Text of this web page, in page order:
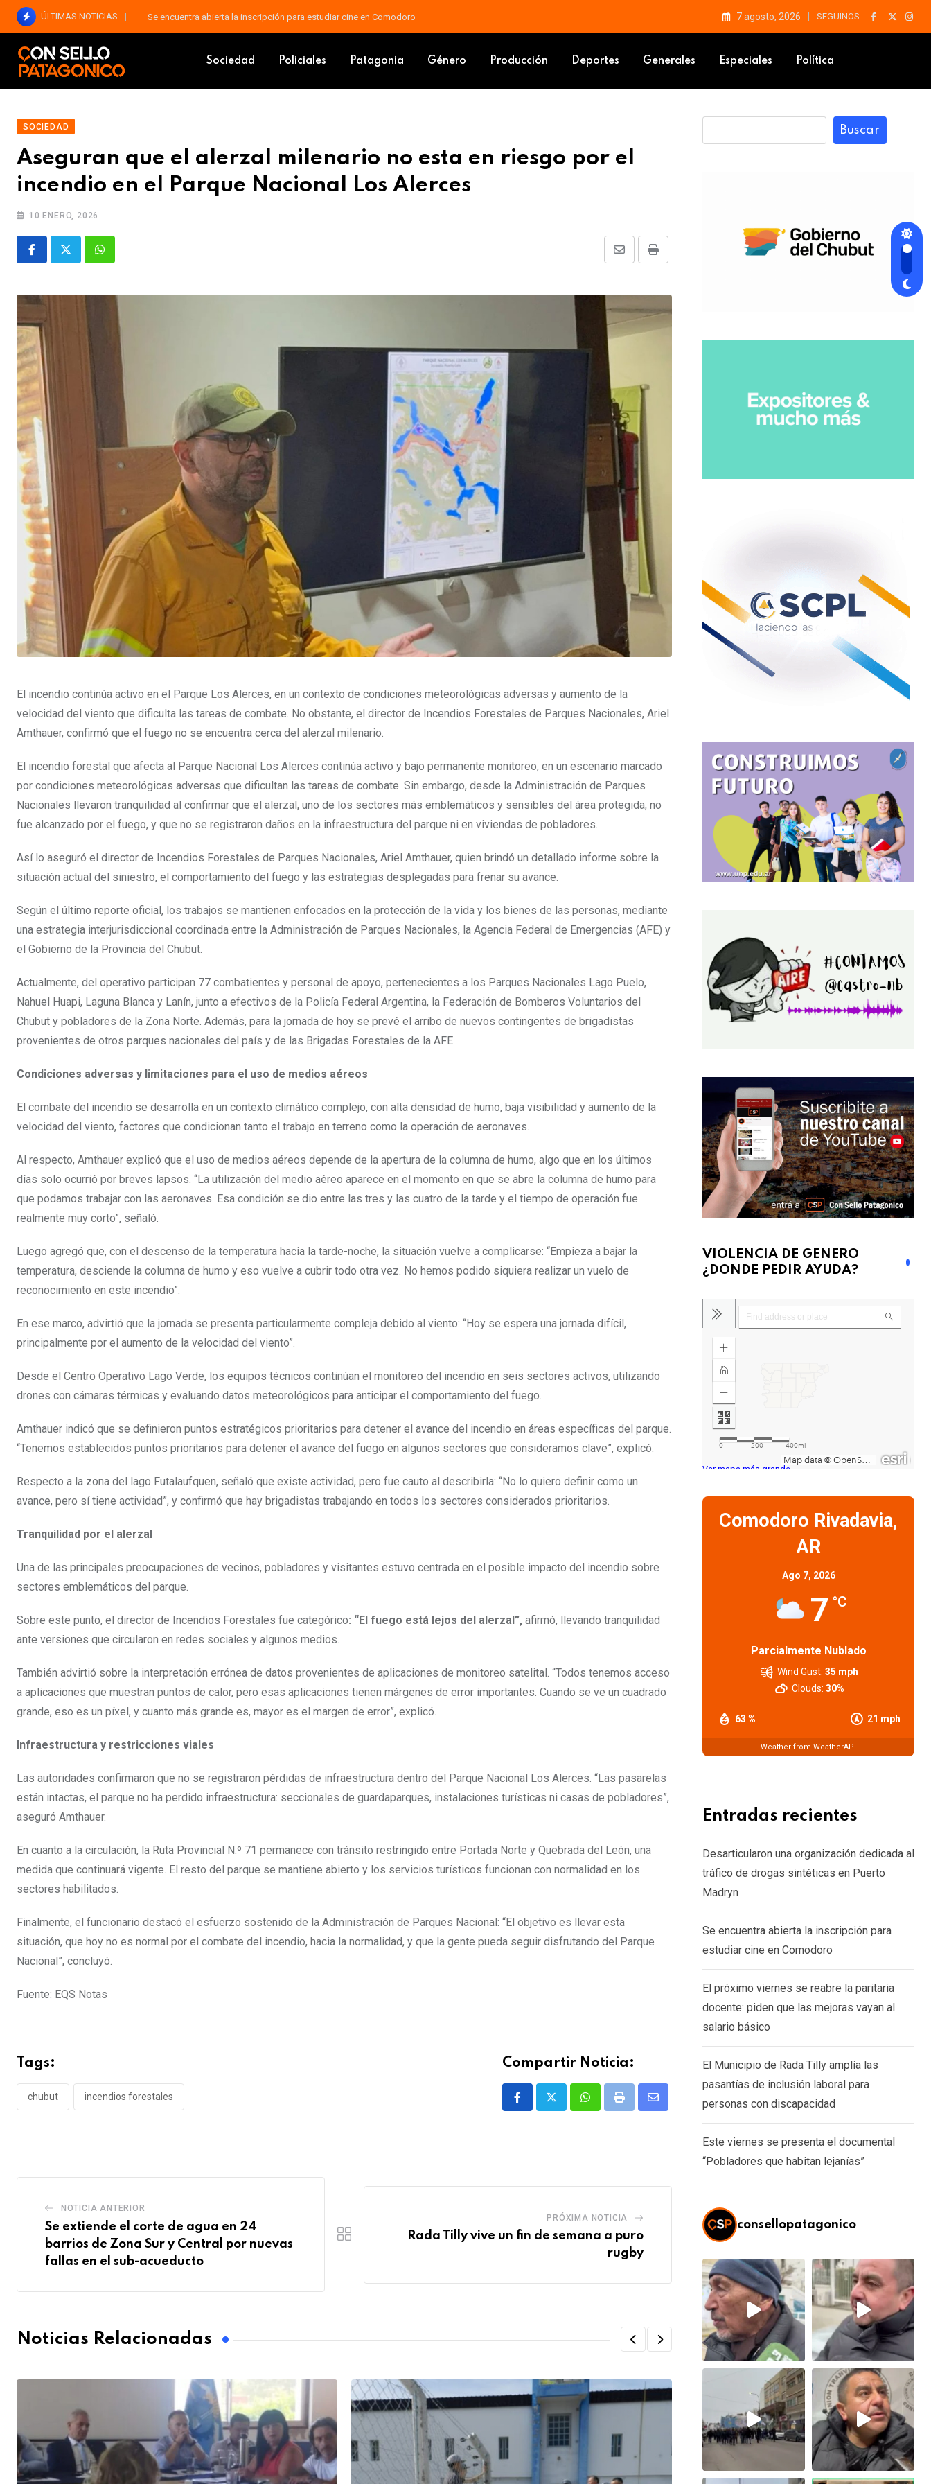
Skip
content
ÚLTIMAS NOTICIAS El próximo viernes se reabre la paritaria docente: piden que las mejoras vayan al salario básico 7 agosto, 2026 SEGUINOS :
Sociedad Policiales Patagonia Género Producción Deportes Generales Especiales Política
SOCIEDAD
Aseguran que el alerzal milenario no esta en riesgo por el
incendio en el Parque Nacional Los Alerces
10 ENERO, 2026
Whatsapp Print
Share
Email
El incendio continúa activo en el Parque Los Alerces, en un contexto de condiciones meteorológicas adversas y aumento de la
velocidad del viento que dificulta las tareas de combate. No obstante, el director de Incendios Forestales de Parques Nacionales, Ariel
Amthauer, confirmó que el fuego no se encuentra cerca del alerzal milenario.
El incendio forestal que afecta al Parque Nacional Los Alerces continúa activo y bajo permanente monitoreo, en un escenario marcado
por condiciones meteorológicas adversas que dificultan las tareas de combate. Sin embargo, desde la Administración de Parques
Nacionales llevaron tranquilidad al confirmar que el alerzal, uno de los sectores más emblemáticos y sensibles del área protegida, no
fue alcanzado por el fuego, y que no se registraron daños en la infraestructura del parque ni en viviendas de pobladores.
Así lo aseguró el director de Incendios Forestales de Parques Nacionales, Ariel Amthauer, quien brindó un detallado informe sobre la
situación actual del siniestro, el comportamiento del fuego y las estrategias desplegadas para frenar su avance.
Según el último reporte oficial, los trabajos se mantienen enfocados en la protección de la vida y los bienes de las personas, mediante
una estrategia interjurisdiccional coordinada entre la Administración de Parques Nacionales, la Agencia Federal de Emergencias (AFE) y
el Gobierno de la Provincia del Chubut.
Actualmente, del operativo participan 77 combatientes y personal de apoyo, pertenecientes a los Parques Nacionales Lago Puelo,
Nahuel Huapi, Laguna Blanca y Lanín, junto a efectivos de la Policía Federal Argentina, la Federación de Bomberos Voluntarios del
Chubut y pobladores de la Zona Norte. Además, para la jornada de hoy se prevé el arribo de nuevos contingentes de brigadistas
provenientes de otros parques nacionales del país y de las Brigadas Forestales de la AFE.
Condiciones adversas y limitaciones para el uso de medios aéreos
El combate del incendio se desarrolla en un contexto climático complejo, con alta densidad de humo, baja visibilidad y aumento de la
velocidad del viento, factores que condicionan tanto el trabajo en terreno como la operación de aeronaves.
Al respecto, Amthauer explicó que el uso de medios aéreos depende de la apertura de la columna de humo, algo que en los últimos
días solo ocurrió por breves lapsos. “La utilización del medio aéreo aparece en el momento en que se abre la columna de humo para
que podamos trabajar con las aeronaves. Esa condición se dio entre las tres y las cuatro de la tarde y el tiempo de operación fue
realmente muy corto”, señaló.
Luego agregó que, con el descenso de la temperatura hacia la tarde-noche, la situación vuelve a complicarse: “Empieza a bajar la
temperatura, desciende la columna de humo y eso vuelve a cubrir todo otra vez. No hemos podido siquiera realizar un vuelo de
reconocimiento en este incendio”.
En ese marco, advirtió que la jornada se presenta particularmente compleja debido al viento: “Hoy se espera una jornada difícil,
principalmente por el aumento de la velocidad del viento”.
Desde el Centro Operativo Lago Verde, los equipos técnicos continúan el monitoreo del incendio en seis sectores activos, utilizando
drones con cámaras térmicas y evaluando datos meteorológicos para anticipar el comportamiento del fuego.
Amthauer indicó que se definieron puntos estratégicos prioritarios para detener el avance del incendio en áreas específicas del parque.
“Tenemos establecidos puntos prioritarios para detener el avance del fuego en algunos sectores que consideramos clave”, explicó.
Respecto a la zona del lago Futalaufquen, señaló que existe actividad, pero fue cauto al describirla: “No lo quiero definir como un
avance, pero sí tiene actividad”, y confirmó que hay brigadistas trabajando en todos los sectores considerados prioritarios.
Tranquilidad por el alerzal
Una de las principales preocupaciones de vecinos, pobladores y visitantes estuvo centrada en el posible impacto del incendio sobre
sectores emblemáticos del parque.
Sobre este punto, el director de Incendios Forestales fue categórico: “El fuego está lejos del alerzal”, afirmó, llevando tranquilidad
ante versiones que circularon en redes sociales y algunos medios.
También advirtió sobre la interpretación errónea de datos provenientes de aplicaciones de monitoreo satelital. “Todos tenemos acceso
a aplicaciones que muestran puntos de calor, pero esas aplicaciones tienen márgenes de error importantes. Cuando se ve un cuadrado
grande, eso es un píxel, y cuanto más grande es, mayor es el margen de error”, explicó.
Infraestructura y restricciones viales
Las autoridades confirmaron que no se registraron pérdidas de infraestructura dentro del Parque Nacional Los Alerces. “Las pasarelas
están intactas, el parque no ha perdido infraestructura: seccionales de guardaparques, instalaciones turísticas ni casas de pobladores”,
aseguró Amthauer.
En cuanto a la circulación, la Ruta Provincial N.º 71 permanece con tránsito restringido entre Portada Norte y Quebrada del León, una
medida que continuará vigente. El resto del parque se mantiene abierto y los servicios turísticos funcionan con normalidad en los
sectores habilitados.
Finalmente, el funcionario destacó el esfuerzo sostenido de la Administración de Parques Nacional: “El objetivo es llevar esta
situación, que hoy no es normal por el combate del incendio, hacia la normalidad, y que la gente pueda seguir disfrutando del Parque
Nacional”, concluyó.
Fuente: EQS Notas
Tags:
chubut incendios forestales
Compartir Noticia:
WhatsappPrint
Share
NOTICIA ANTERIOR
Se extiende el corte de agua en 24
barrios de Zona Sur y Central por nuevas
fallas en el sub-acueducto
PRÓXIMA NOTICIA
Rada Tilly vive un fin de semana a puro
rugby
Noticias Relacionadas
Buscar
VIOLENCIA DE GENERO
¿DONDE PEDIR AYUDA?
Ver mapa más grande
Comodoro Rivadavia,
AR
Ago 7, 2026
7 °C
Parcialmente Nublado
63 % 21 mph
Wind Gust: 35 mph
Clouds: 30%
Weather from WeatherAPI
Entradas recientes
Desarticularon una organización dedicada al
tráfico de drogas sintéticas en Puerto
Madryn
Se encuentra abierta la inscripción para
estudiar cine en Comodoro
El próximo viernes se reabre la paritaria
docente: piden que las mejoras vayan al
salario básico
El Municipio de Rada Tilly amplía las
pasantías de inclusión laboral para
personas con discapacidad
Este viernes se presenta el documental
“Pobladores que habitan lejanías”
consellopatagonico